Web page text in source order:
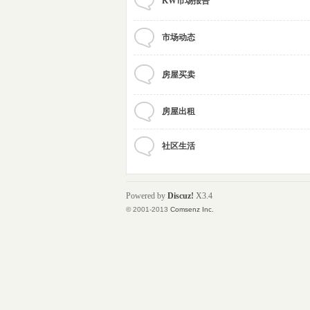
市场动态
房屋买卖
房屋出租
社区生活
Powered by Discuz! X3.4
© 2001-2013 Comsenz Inc.